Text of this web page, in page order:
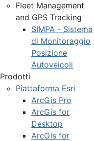
Fleet Management
and GPS Tracking
SIMPA - Sistema
di Monitoraggio
Posizione
Autoveicoli
Prodotti
Piattaforma Esri
ArcGis Pro
ArcGis for
Desktop
ArcGis for